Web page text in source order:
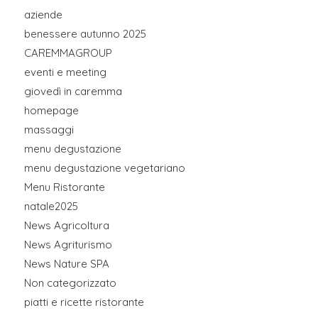
aziende
benessere autunno 2025
CAREMMAGROUP
eventi e meeting
giovedì in caremma
homepage
massaggi
menu degustazione
menu degustazione vegetariano
Menu Ristorante
natale2025
News Agricoltura
News Agriturismo
News Nature SPA
Non categorizzato
piatti e ricette ristorante